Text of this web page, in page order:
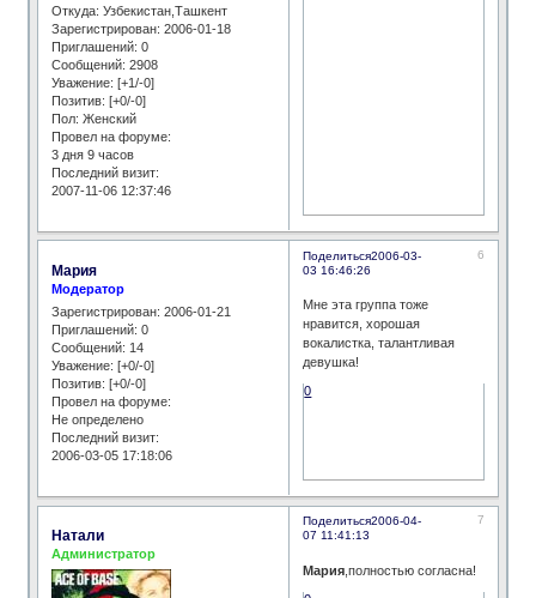
Откуда: Узбекистан,Ташкент
Зарегистрирован: 2006-01-18
Приглашений: 0
Сообщений: 2908
Уважение: [+1/-0]
Позитив: [+0/-0]
Пол: Женский
Провел на форуме:
3 дня 9 часов
Последний визит:
2007-11-06 12:37:46
Поделиться 6
2006-03-
03 16:46:26
Мария
Модератор
Зарегистрирован: 2006-01-21
Приглашений: 0
Сообщений: 14
Уважение: [+0/-0]
Позитив: [+0/-0]
Провел на форуме:
Не определено
Последний визит:
2006-03-05 17:18:06
Мне эта группа тоже
нравится, хорошая
вокалистка, талантливая
девушка!
0
Поделиться 7
2006-04-
07 11:41:13
Натали
Администратор
Мария ,полностью согласна!